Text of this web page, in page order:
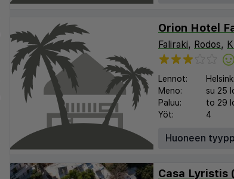
Orion Hotel
Faliraki, Rodos,
Lennot: Helsinki
Meno:
su 25
Paluu:
to 29
Yöt:
4
Huoneen